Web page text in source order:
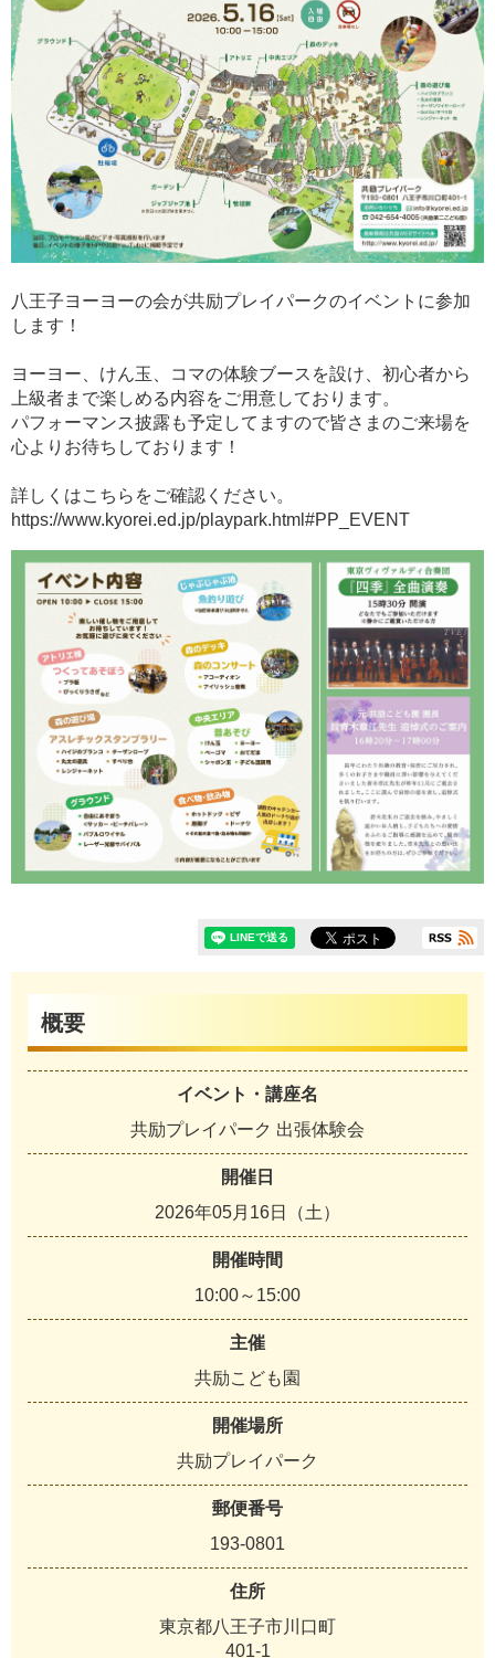
八王子ヨーヨーの会が共励プレイパークのイベントに参加
します！​
ヨーヨー、けん玉、コマの体験ブースを設け、初心者から
上級者まで楽しめる内容をご用意しております。
パフォーマンス披露も予定してますので皆さまのご来場を
心よりお待ちしております！​
詳しくはこちらをご確認ください。
https://www.kyorei.ed.jp/playpark.html#PP_EVENT
概要
イベント・講座名
共励プレイパーク 出張体験会
開催日
2026年05月16日（土）
開催時間
10:00～15:00
主催
共励こども園
開催場所
共励プレイパーク
郵便番号
193-0801
住所
東京都八王子市川口町
401-1